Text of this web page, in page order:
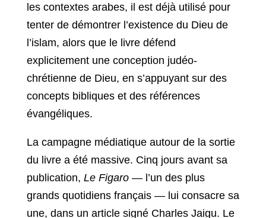
les contextes arabes, il est déjà utilisé pour
tenter de démontrer l’existence du Dieu de
l’islam, alors que le livre défend
explicitement une conception judéo-
chrétienne de Dieu, en s’appuyant sur des
concepts bibliques et des références
évangéliques.
La campagne médiatique autour de la sortie
du livre a été massive. Cinq jours avant sa
publication, Le Figaro— l’un des plus
grands quotidiens français — lui consacre sa
une, dans un article signé Charles Jaigu. Le